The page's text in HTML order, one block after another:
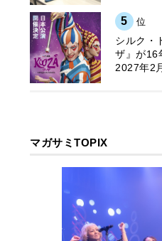
5 位
シルク・
ザ』が16
2027年2
マガサミTOPIX